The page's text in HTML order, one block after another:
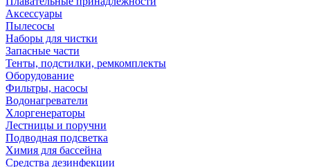
Аксессуары
Пылесосы
Наборы для чистки
Запасные части
Тенты, подстилки, ремкомплекты
Оборудование
Фильтры, насосы
Водонагреватели
Хлоргенераторы
Лестницы и поручни
Подводная подсветка
Химия для бассейна
Средства дезинфекции